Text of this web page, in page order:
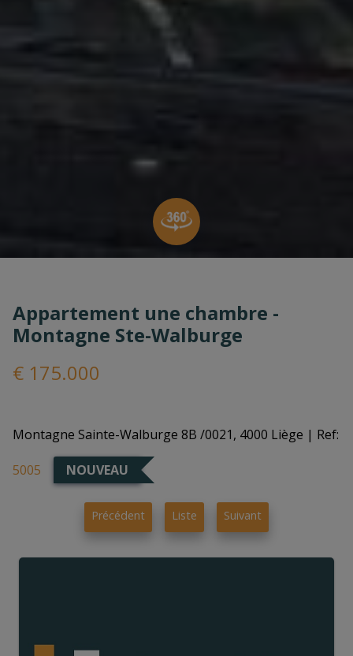
Appartement une chambre -
Montagne Ste-Walburge
€ 175.000
Montagne Sainte-Walburge 8B /0021, 4000 Liège | Ref:
5005 NOUVEAU
Précédent Liste Suivant